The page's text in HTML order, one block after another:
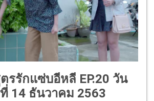
ตรรักแซ่บอีหลี EP.20 วัน
14 ธันวาคม 2563